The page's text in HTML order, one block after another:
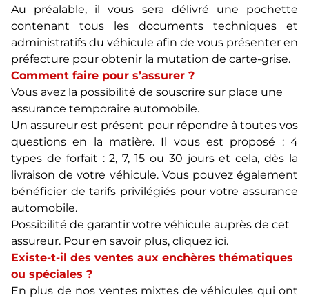
Au préalable, il vous sera délivré une pochette
contenant tous les documents techniques et
administratifs du véhicule afin de vous présenter en
préfecture pour obtenir la mutation de carte-grise.
Comment faire pour s’assurer ?
Vous avez la possibilité de souscrire sur place une
assurance temporaire automobile.
Un assureur est présent pour répondre à toutes vos
questions en la matière. Il vous est proposé : 4
types de forfait : 2, 7, 15 ou 30 jours et cela, dès la
livraison de votre véhicule. Vous pouvez également
bénéficier de tarifs privilégiés pour votre assurance
automobile.
Possibilité de garantir votre véhicule auprès de cet
assureur. Pour en savoir plus, cliquez ici.
Existe-t-il des ventes aux enchères thématiques
ou spéciales ?
En plus de nos ventes mixtes de véhicules qui ont